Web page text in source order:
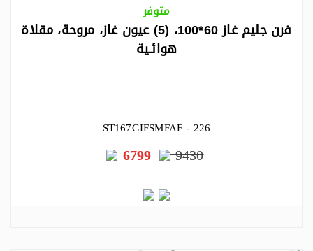
متوفر
فرن جليم غاز 60*100، (5) عيون غاز، مروحة، مقلاة
هوائـية
ST167GIFSMFAF - 226
9430
6799